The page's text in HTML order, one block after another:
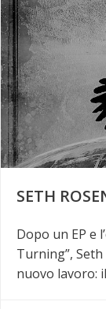
SETH
Dopo un EP e
Turning”,
nuovo lavoro: